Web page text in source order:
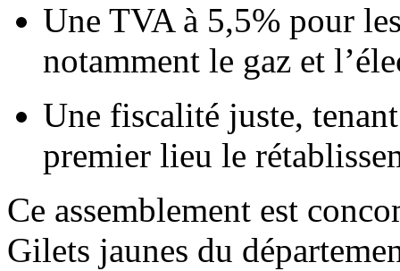
Une TVA à 5,5% pour
notamment le gaz et
Une fiscalité juste,
premier lieu le
Ce assemblement est
Gilets jaunes du